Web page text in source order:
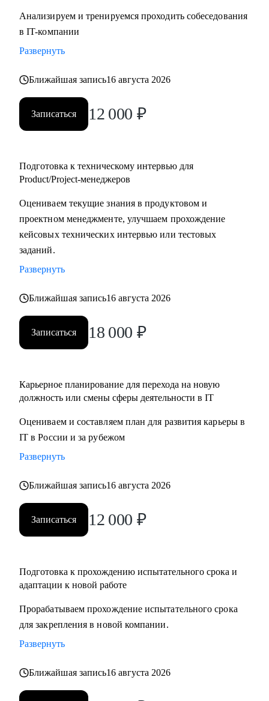
Анализируем и тренируемся проходить собеседования
в IT-компании
Развернуть
Ближайшая запись16 августа 2026
Записаться 12 000 ₽
Подготовка к техническому интервью для
Product/Project-менеджеров
Оцениваем текущие знания в продуктовом и
проектном менеджменте, улучшаем прохождение
кейсовых технических интервью или тестовых
заданий.
Развернуть
Ближайшая запись16 августа 2026
Записаться 18 000 ₽
Карьерное планирование для перехода на новую
должность или смены сферы деятельности в IT
Оцениваем и составляем план для развития карьеры в
IT в России и за рубежом
Развернуть
Ближайшая запись16 августа 2026
Записаться 12 000 ₽
Подготовка к прохождению испытательного срока и
адаптации к новой работе
Прорабатываем прохождение испытательного срока
для закрепления в новой компании.
Развернуть
Ближайшая запись16 августа 2026